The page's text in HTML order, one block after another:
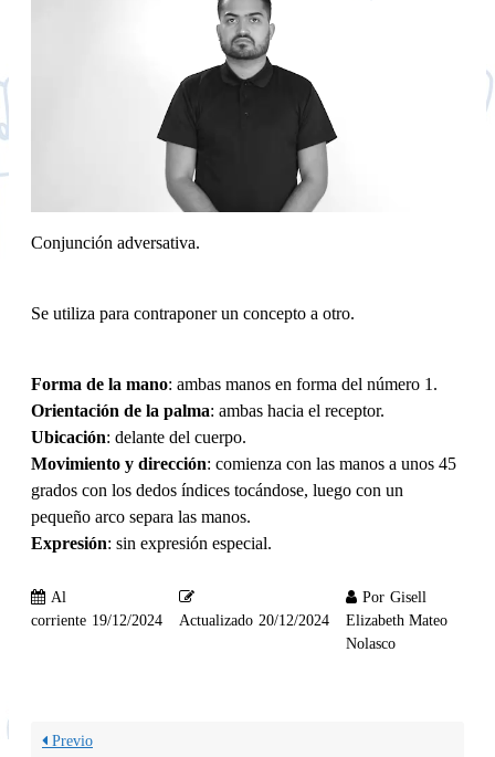
Conjunción adversativa.
Se utiliza para contraponer un concepto a otro.
Forma de la mano: ambas manos en forma del número 1.
Orientación de la palma: ambas hacia el receptor.
Ubicación: delante del cuerpo.
Movimiento y dirección: comienza con las manos a unos 45
grados con los dedos índices tocándose, luego con un
pequeño arco separa las manos.
Expresión: sin expresión especial.
Al
corriente 19/12/2024 Actualizado 20/12/2024
Por Gisell
Elizabeth Mateo
Nolasco
Previo